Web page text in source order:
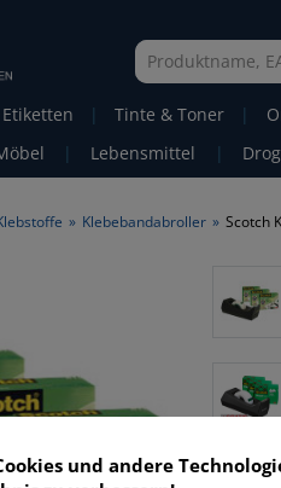
Etiketten | Tinte & Toner |
| Lebensmittel |
» Klebebandabroller »
und andere